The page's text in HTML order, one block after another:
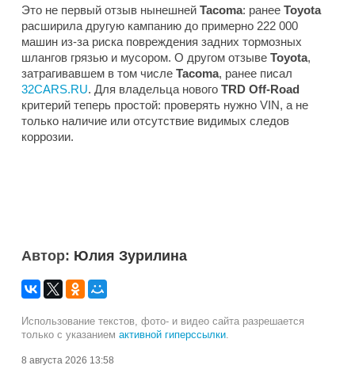
Это не первый отзыв нынешней Tacoma: ранее Toyota
расширила другую кампанию до примерно 222 000
машин из-за риска повреждения задних тормозных
шлангов грязью и мусором. О другом отзыве Toyota,
затрагивавшем в том числе Tacoma, ранее писал
32CARS.RU. Для владельца нового TRD Off-Road
критерий теперь простой: проверять нужно VIN, а не
только наличие или отсутствие видимых следов
коррозии.
Автор: Юлия Зурилина
Использование текстов, фото- и видео сайта разрешается
только с указанием активной гиперссылки.
8 августа 2026 13:58